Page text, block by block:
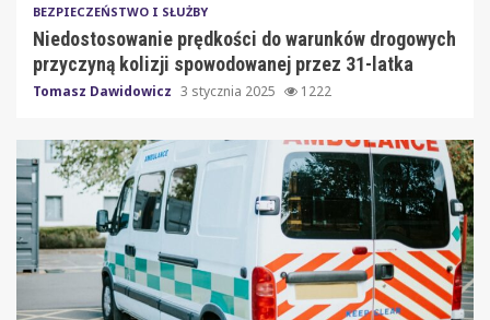
BEZPIECZEŃSTWO I SŁUŻBY
Niedostosowanie prędkości do warunków drogowych
przyczyną kolizji spowodowanej przez 31-latka
Tomasz Dawidowicz 3 stycznia 2025 1222